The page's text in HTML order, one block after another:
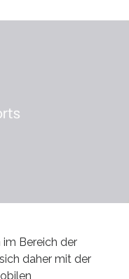
Bereich der
daher mit der